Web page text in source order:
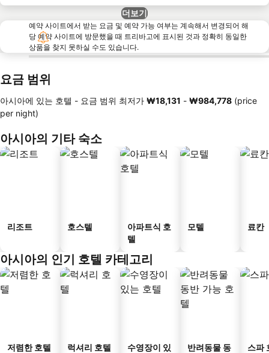
더보기
예약 사이트에서 받는 요금 및 예약 가능 여부는 계속해서 변경되어 해
당 예약 사이트에 방문했을 때 트리바고에 표시된 것과 정확히 동일한
상품을 찾지 못하실 수도 있습니다.
요금 범위
아시아에 있는 호텔 - 요금 범위 최저가 ‎₩18,131 - ‎₩984,778 (price
per night)
아시아의 기타 숙소
리조트 호스텔
아파트식 호
텔
모텔 료칸
아시아의 인기 호텔 카테고리
저렴한 호텔 럭셔리 호텔
수영장이 있
반려동물 동
스파